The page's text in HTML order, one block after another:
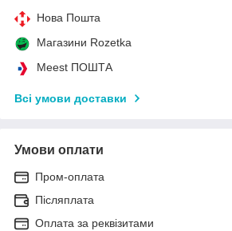
Нова Пошта
Магазини Rozetka
Meest ПОШТА
Всі умови доставки
Умови оплати
Пром-оплата
Післяплата
Оплата за реквізитами